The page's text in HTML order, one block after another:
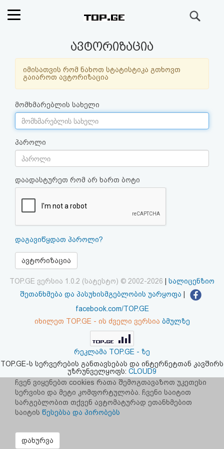
ფოსტა
კითხვა-
პასუხი
ავტორიზაცია
რეგისტრაცია
პაროლის
HTML
კოდი
შეთანხმება
პასუხისმგებლობის
უარყოფა
ავტორიზაცია
იმისათვის რომ ნახოთ სტატისტიკა გთხოვთ
გაიაროთ ავტორიზაცია
მომხმარებლის სახელი
პაროლი
დაადასტურეთ რომ არ ხართ ბოტი
დაგავიწყდათ პაროლი?
ავტორიზაცია
TOP.GE ვერსია 1.0.2 (სატესტო) © 2002-2026
სალიცენზიო
შეთანხმება და პასუხისმგებლობის უარყოფა
facebook.com/TOP.GE
იხილეთ TOP.GE - ის ძველი ვერსია ბმულზე
რეკლამა TOP.GE - ზე
TOP.GE-ს სერვერების განთავსებას და ინტერნეტთან კავშირს
უზრუნველყოფს: CLOUD9
ჩვენ ვიყენებთ cookies რათა შემოგთავაზოთ უკეთესი
სერვისი და მეტი კომფორტულობა. ჩვენი საიტით
სარგებლობით თქვენ ავტომატურად ეთანხმებით
საიტის წესებსა და პირობებს
დახურვა